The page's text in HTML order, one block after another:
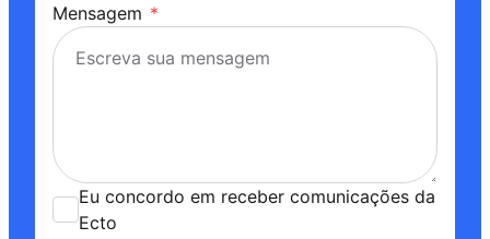
Mensagem *
Eu concordo em receber comunicações da
Ecto